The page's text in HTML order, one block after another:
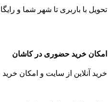
تحویل با باربری تا شهر شما و
امکان خرید حضوری در کاشان
خرید آنلاین از سایت و امکان